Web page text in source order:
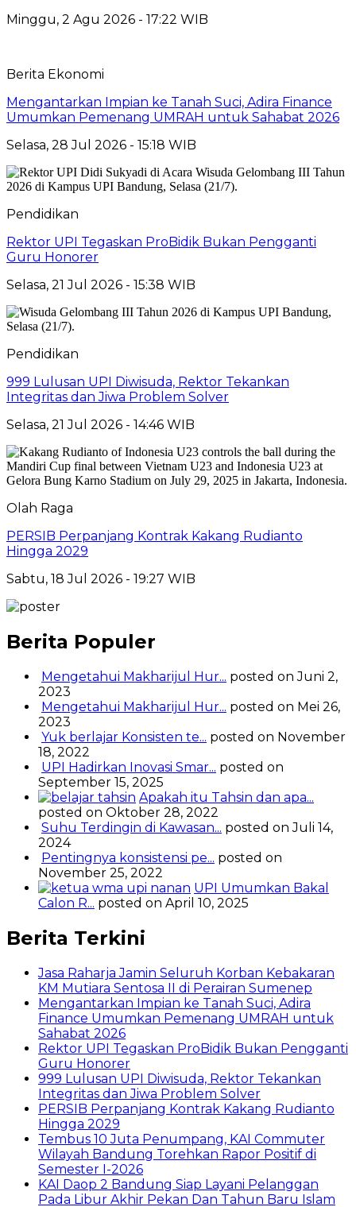
Minggu, 2 Agu 2026 - 17:22 WIB
Berita Ekonomi
Mengantarkan Impian ke Tanah Suci, Adira Finance
Umumkan Pemenang UMRAH untuk Sahabat 2026
Selasa, 28 Jul 2026 - 15:18 WIB
Pendidikan
Rektor UPI Tegaskan ProBidik Bukan Pengganti
Guru Honorer
Selasa, 21 Jul 2026 - 15:38 WIB
Pendidikan
999 Lulusan UPI Diwisuda, Rektor Tekankan
Integritas dan Jiwa Problem Solver
Selasa, 21 Jul 2026 - 14:46 WIB
Olah Raga
PERSIB Perpanjang Kontrak Kakang Rudianto
Hingga 2029
Sabtu, 18 Jul 2026 - 19:27 WIB
Berita Populer
Mengetahui Makharijul Hur... posted on Juni 2,
2023
Mengetahui Makharijul Hur... posted on Mei 26,
2023
Yuk berlajar Konsisten te... posted on November
18, 2022
UPI Hadirkan Inovasi Smar... posted on
September 15, 2025
Apakah itu Tahsin dan apa...
posted on Oktober 28, 2022
Suhu Terdingin di Kawasan... posted on Juli 14,
2024
Pentingnya konsistensi pe... posted on
November 25, 2022
UPI Umumkan Bakal
Calon R... posted on April 10, 2025
Berita Terkini
Jasa Raharja Jamin Seluruh Korban Kebakaran
KM Mutiara Sentosa II di Perairan Sumenep
Mengantarkan Impian ke Tanah Suci, Adira
Finance Umumkan Pemenang UMRAH untuk
Sahabat 2026
Rektor UPI Tegaskan ProBidik Bukan Pengganti
Guru Honorer
999 Lulusan UPI Diwisuda, Rektor Tekankan
Integritas dan Jiwa Problem Solver
PERSIB Perpanjang Kontrak Kakang Rudianto
Hingga 2029
Tembus 10 Juta Penumpang, KAI Commuter
Wilayah Bandung Torehkan Rapor Positif di
Semester I-2026
KAI Daop 2 Bandung Siap Layani Pelanggan
Pada Libur Akhir Pekan Dan Tahun Baru Islam